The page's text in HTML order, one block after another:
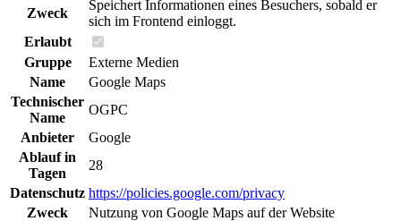
Zweck
Speichert Informationen eines Besuchers, sobald er
sich im Frontend einloggt.
Erlaubt
Gruppe
Externe Medien
Name
Google Maps
Technischer
Name
OGPC
Anbieter
Google
Ablauf in
Tagen
28
Datenschutz https://policies.google.com/privacy
Zweck
Nutzung von Google Maps auf der Website